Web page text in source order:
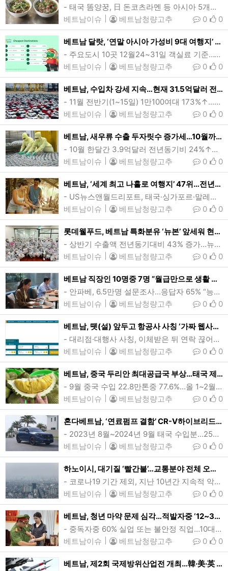
- 태국 똠양꿍, 日 돈코츠라멘 등 아시아 5개국 음식 선정베트남 북부 남딘성의 한 노점에서 판매중인 쇠고기 쌀국수. 베트남을 대표하는 음식중 하나인 쌀국수가 미국 CNN이 선정한 ‘세계 최고의 국물요리 20선’에 당당히 이름을 올렸다. (사진=VnExpress/Quynh Mai)[인사이드비나=다낭, 임용태 기자] 베트남을 대표하는 음식중 하나인 쌀국수가 미국 CNN이 선정한 ‘세계 최고의 국물요리 20선’에 당당히 이름을 올렸다.CNN이 최근 발표한 ‘세계 최고의 국물요리 20선(20 of the world’s best …
베트남이슈
베트남청량고추 0
0
베트남 달랏, ‘연말 아시아 가성비 9대 여행지’ 4위 올라…아고다 선정
- 주요도시 10곳 12월24~31일 객실료 기준…1박 투숙료 62달러- 핫야이(태국), 수라카르타(인니), 바라나시(인도) 1~3위…한국 여수 9위2024년 연말 아시아 가성비 9대 여행지 순위. 베트남을 대표하는 휴양지중 하나인 중부고원 달랏은 아고다가 선정한 베트남 최고의 연말 아시아 가성비 여행지에 이름을 올렸다.(표=아고다) [인사이드비나=다낭, 임용태 기자] 베트남의 대표적 휴양지중 하나인 중부고원 달랏(Da Lat)이 아고다가 선정한 ‘연말 아시아 가성비 9대 여행지’에 이름을 올렸다.글로벌 …
베트남이슈
베트남청량고추 0
0
베트남, 수입차 강세 지속…현재 31.5억달러 전년동기비 23.3%↑
- 11월 전반기(1~15일) 1만100여대 173%↑...월간 전/후반기 연중 최고치- 누적 대수 인도네시아 5.7만여대 1위…수입액은 태국(10.6억달러) 가장 많아11월 전반기(1~15일) 베트남의 전차종 완성차 수입대수는 1만129대, 수입액은 2억1271만달러를 기록했다. 수입대수는 지난해 같은기간과 비교해 173.3% 늘어난 것으로, 올들어 월간 전/후반기중 최고치를 기록했다. (사진=qdnd)[인사이드비나=하노이, 장연환 기자] 11월들어 베트남의 자동차 수입이 큰 폭으로 증가한 것으로 나타났다.22일 해관총국…
베트남이슈
베트남청량고추 0
0
베트남, 새우류 수출 두자릿수 증가세…10월까지 32억달러 13%↑
- 10월 한달간 3.9억달러 전년동기비 24%↑…연말 앞두고 주요시장 수요 회복세- 협회 “가공제품산업, 수출가 상승 등 올해 최고 40억달러 전망”메콩델타 까마우성의 한 수출용 새우 가공 공장의 조업 모습. 10월 기준 베트남의 새우류 수출액이 32억달러로 전년동기대비 13% 늘어나는 등 올들어 새우 수출이 두자릿수 증가세를 이어가고 있다. (사진=VnExpress/An Minh)[인사이드비나=호치민, 투 탄(Thu thanh) 기자] 올들어 베트남의 새우류 수출이 두자릿수 증가세를 이어가고 있다.베트남수산물수출생산자협…
베트남이슈
베트남청량고추 0
0
베트남, ‘세계 최고 나홀로 여행지’ 47위…전년대비 2계단↑
- US뉴스앤월드리포트, 태국·싱가포르·말레이·필리핀 이어 동남아 5위- 베트남 비자정책 한계 지적…스페인·그리스·이태리 1~3위, 상위권 유럽 ‘싹쓸이’베트남 중부 호이안에서 대나무 수공예 체험을 하고 있는 외국인 여성 관광객의 모습. 베트남은 올해 US뉴스앤월드리포트가 발표한 세계 최고의 나홀로 여행지 47위에 선정됐다. (사진=VnExpress/Dac Thanh)[인사이드비나=다낭, 임용태 기자] 베트남이 올해 세계 최고의 나홀로 여행지 47위에 선정됐다.US뉴스앤월드리포트(US News & World…
베트남이슈
베트남청량고추 0
0
롯데웰푸드, 베트남 특화분유 ‘뉴본’ 앞세워 현지시장 영향력 확대
- 상반기 수출액 전년동기대비 43% 증가…뉴본은 82%↑- 현지거래처 국내공장 초청 견학 등 관계강화 주효롯데웰푸드 베트남 거래처 관계자들이 횡성 공장을 견학한뒤 기념촬영을 하고 있다. 롯데웰푸드는 이같은 협력사와의 관계강화 및 베트남 특화분유 ‘뉴본(Nubone)’ 등을 앞세워 현지 분유시장에서 영향력을 확대하고 있다. (사진=롯데웰푸드)[인사이드비나=이영순 기자] 롯데웰푸드(옛 롯데제과)가 베트남 특화분유 ‘뉴본(Nubone)’과 우수협력사 관계강화 등을 앞세워 현지 분유시장에서 영향력을 확대하고 있다.21일 롯데웰푸…
베트남이슈
베트남청량고추 0
0
베트남 직장인 10명중 7명 “월급만으로 생활 못해”
- 안파베, 6.5만명 설문조사…응답자 65% “능력대비 임금적다”- 개인 재정안정 최소기준 6개월치 임금…기업들에 직원 저축 독려 권장베트남 직장인 10명중 7명이 월급이 적어 생활비를 충당하기 어려웠다는 설문조사가 나왔다. 응답자들은 대체로 자신의 능력에 비해 적은 임금을 가장 큰 이유로 꼽았다. (사진=VnExpress/Quynh Tran)[인사이드비나=하노이, 장연환 기자] 베트남 직장인 10명중 7명이 월급이 적어 생활비를 충당하기 어려웠다는 설문조사가 나왔다. 응답자들은 대체로 자신의 능력에 비해 적은 …
베트남이슈
베트남청량고추 0
0
베트남, 뗏(설) 앞두고 항공사 사칭 ‘가짜 웹사이트’ 주의보
- 대리점·대행사 사칭, 이체받은 뒤 연락 끊어…소비자 피해 급증- 당국 “값싼 항공권, 온라인사기 우선 의심”…공식홈페이지·영업점 내방 권고베트남항공을 사칭한 가짜 웹사이트의 인터페이스 캡쳐본. 베트남 연중 최대 명절인 뗏연휴가 두달여 앞으로 다가온 가운데 현지 항공사를 사칭하는 가짜 웹사이트가 다수 등장하고 있어 각별한 주의가 요구되고 있다. (사진=VnExpress)[인사이드비나=하노이, 이승윤 기자] 베트남 연중 최대 명절인 뗏(Tet 설) 연휴가 두달여 앞으로 다가온 가운데 현지 항공사를 사칭하는 가짜 웹사이트가 …
베트남이슈
베트남청량고추 0
0
베트남, 중국 두리안 최대공급국 부상…태국 제쳐
- 9월 중국 수입 22.8만톤중 77.6%…올 1~2월 이후 연중 두번째- 연말 두리안 재배 지속…연말연시 수요증가에 수출 호조세 지속 전망메콩델타 껀터시에서 출하되고 있는 두리안. 지난 9월 베트남이 역내 최대 경쟁국인 태국을 제치고 중국의 최대 두리안 공급국에 오른 것으로 나타났다. 월간 수출량 기준 베트남이 태국을 넘어선 것은 지난 1~2월 이후 이번이 두번째다. (사진=VnExpress/Manh Khuong)[인사이드비나=호치민, 투 탄(Thu thanh) 기자] 지난 9월 베트남이 역내 최대 경쟁국인 태…
베트남이슈
베트남청량고추 0
0
혼다베트남, ‘연료펌프 결함’ CR-V하이브리드 2700대 리콜
- 2023년 8월~2024년 9월 태국 수입분…25일부터 공인센터 검사·교체일본 자동차회사 혼다베트남이 연료펌프 결함 가능성으로 CR-V 하이브리드 모델 2700대를 리콜한다. 리콜은 오는 25일부터이며 점검 및 교체비용은 모두 회사가 부담한다. (사진=혼다베트남)[인사이드비나=호치민, 투 탄(Thu thanh) 기자] 일본 자동차회사 혼다베트남이 연료펌프 결함 가능성으로 인해 CR-V 하이브리드 모델 2700대를 리콜한다.혼다베트남은 19일 “고압 연료펌프 결함 가능성으로 인해 엔진 가동중 연료가 누출되거나 휘…
베트남이슈
베트남청량고추 0
0
하노이시, 대기질 ‘빨간불’…교통분야 전체 오염원중 56.1% 차지
- 코로나19 기간 제외, 지난 10년간 지속적 악화...차 110만대, 오토바이 690만여대 등- 10월말~이듬해 4월, 아침·초저녁 ‘최고조’…기상요인, 대기오염 부추겨지난 18일 정오 미세먼지로 인해 가시거리가 상당히 짧아진 하노이 시내의 모습. 베트남 수도 하노이시가 날이 갈수록 악화되는 대기질에 몸살을 앓고 있다. 하노이시의 대기질은 앞서 코로나19 팬데믹에 따른 사회적 거리두기가 일상화되며 대기질이 소폭 개선을 보였던 2020~2021년을 제외하면, 지난 10년간 지속적으로 악화되는 모습을 보이고 있다. …
베트남이슈
베트남청량고추 0
0
베트남, 청년 마약 문제 심각…적발자중 ‘12~30세’ 전체의 44.6%
- 중독자중 60% 실업 또는 불안정 직업…10대 사이 합성마약 투약 급증- 공무원, 운동선수, 연예인 등 연루사건 증가세…집중단속 및 인식제고 캠페인 시행이달초 불법 마약 소지 및 마약파티 조직 혐의로 체포된 스페인 출신 모델 안드레아 아이바르. 베트남 청년층 사이에서 마약 문제가 심각한 사회적 문제로 대두되고 있다. 베트남에서는 마약 투약 적발자 가운데 12~30세 청년이 전체 44.6%를 차지하고 있으며, 시간이 갈수록 연소화되는 경향을 보이고 있다. (사진=호치민시 공안)[인사이드비나=호치민, 투 탄(Thu…
베트남이슈
베트남청량고추 0
0
베트남, 제2회 국제방위산업전 개최…韓·美·英 등 27개국 참가